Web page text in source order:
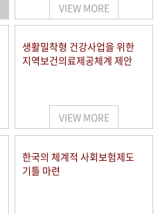
행정박물 영상 기록물
VIEW MORE
생활밀착형 건강사업을 위한
지역보건의료제공체계 제안
VIEW MORE
한국의 체계적 사회보험제도
기틀 마련